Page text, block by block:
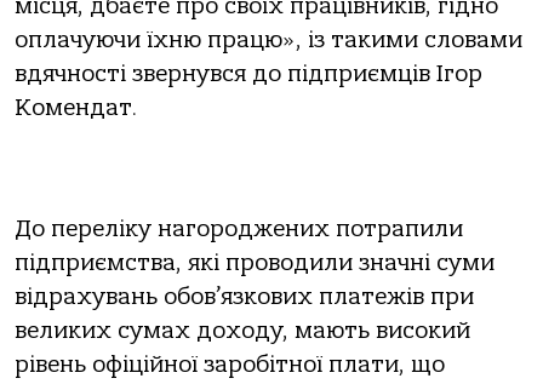
місця, дбаєте про своїх працівників, гідно
оплачуючи їхню працю», із такими словами
вдячності звернувся до підприємців Ігор
Комендат.
До переліку нагороджених потрапили
підприємства, які проводили значні суми
відрахувань обов’язкових платежів при
великих сумах доходу, мають високий
рівень офіційної заробітної плати, що